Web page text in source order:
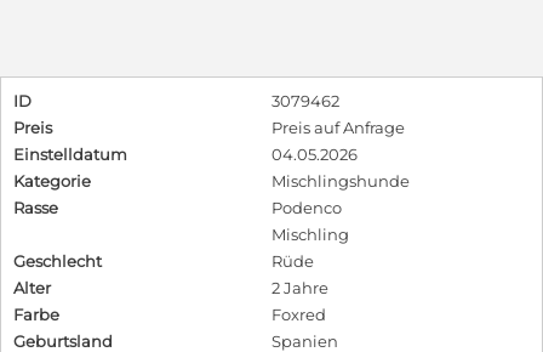
ID
3079462
Preis
Preis auf Anfrage
Einstelldatum
04.05.2026
Kategorie
Mischlingshunde
Rasse
Podenco
Mischling
Geschlecht
Rüde
Alter
2 Jahre
Farbe
Foxred
Geburtsland
Spanien